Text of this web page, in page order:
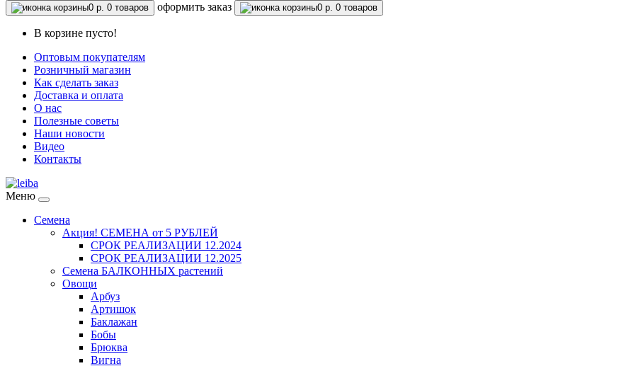
0 р. 0 товаров oформить заказ 0 р. 0 товаров
В корзине пусто!
Оптовым покупателям
Розничный магазин
Как сделать заказ
Доставка и оплата
О нас
Полезные советы
Наши новости
Видео
Контакты
Меню
Семена
Акция! СЕМЕНА от 5 РУБЛЕЙ
СРОК РЕАЛИЗАЦИИ 12.2024
СРОК РЕАЛИЗАЦИИ 12.2025
Семена БАЛКОННЫХ растений
Овощи
Арбуз
Артишок
Баклажан
Бобы
Брюква
Вигна